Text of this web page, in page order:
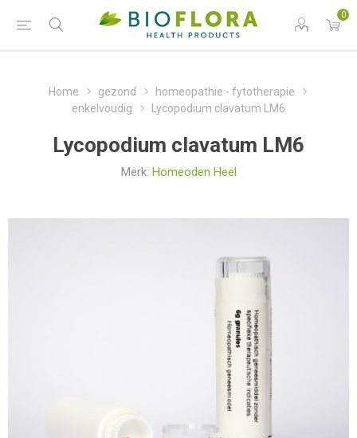
0
Home gezond
homeopathie - fytotherapie
enkelvoudig
Lycopodium clavatum LM6
Lycopodium clavatum LM6
Merk: Homeoden Heel